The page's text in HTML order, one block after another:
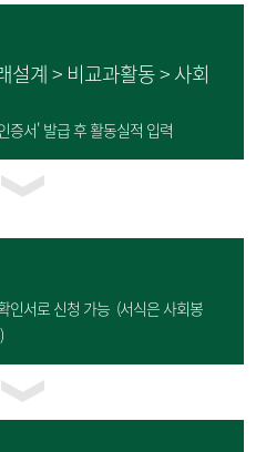
설계 > 비교과활동 > 사회
증서' 발급 후 활동실적 입력
인서로 신청 가능 (서식은 사회봉